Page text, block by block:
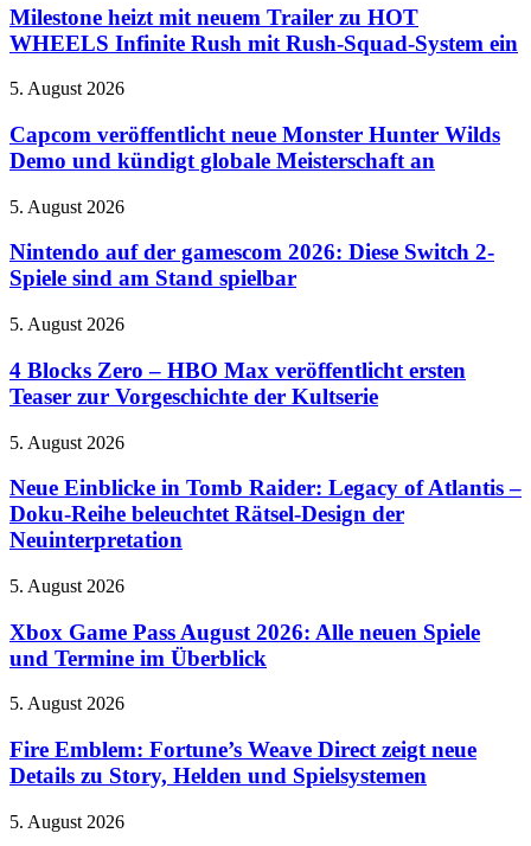
mit
neuem
Trailer
HOT
Infinite
Rush
Rush-
System
ein
Milestone heizt mit neuem Trailer zu HOT
WHEELS Infinite Rush mit Rush-Squad-System ein
Capcom
neue
Monster
Hunter
Demo
kündigt
globale
an
5. August 2026
Capcom veröffentlicht neue Monster Hunter Wilds
Demo und kündigt globale Meisterschaft an
Nintendo
der
gamescom
2026:
Switch
Spiele
sind
Stand
5. August 2026
Nintendo auf der gamescom 2026: Diese Switch 2-
Spiele sind am Stand spielbar
4
Zero
–
HBO
veröffentlicht
Teaser
zur
Vorgeschichte
Kultserie
5. August 2026
4 Blocks Zero – HBO Max veröffentlicht ersten
Teaser zur Vorgeschichte der Kultserie
Neue
in
Tomb
Raider:
Legacy
Atlantis
Doku-
Reihe
Rätsel-
Design
der
Neuinterpretation
5. August 2026
Neue Einblicke in Tomb Raider: Legacy of Atlantis –
Doku-Reihe beleuchtet Rätsel-Design der
Neuinterpretation
Xbox
Pass
August
2026:
neuen
und
Termine
Überblick
5. August 2026
Xbox Game Pass August 2026: Alle neuen Spiele
und Termine im Überblick
Fire
Fortune’s
Weave
Direct
neue
5. August 2026
Fire Emblem: Fortune’s Weave Direct zeigt neue
Details zu Story, Helden und Spielsystemen
Warhammer
5. August 2026